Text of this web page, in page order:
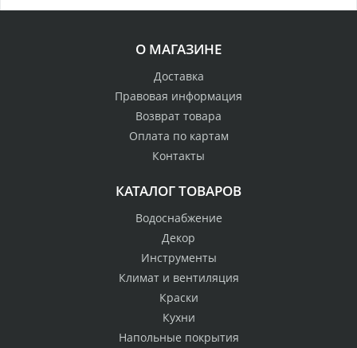
О МАГАЗИНЕ
Доставка
Правовая информация
Возврат товара
Оплата по картам
Контакты
КАТАЛОГ ТОВАРОВ
Водоснабжение
Декор
Инструменты
Климат и вентиляция
Краски
Кухни
Напольные покрытия